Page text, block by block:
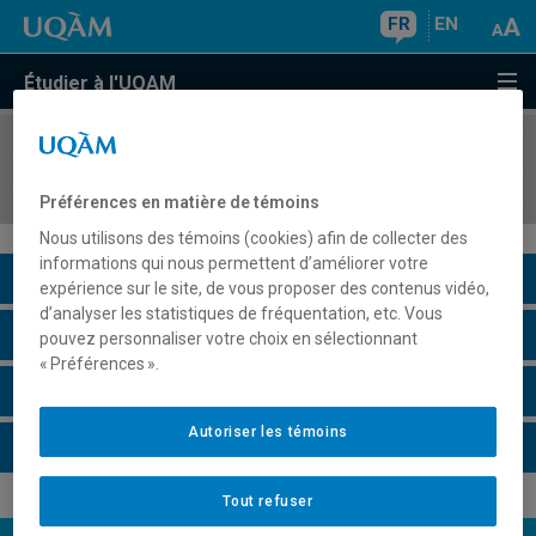
FR EN
Étudier à l'UQAM
COURS//
Description du cours
Horaire - Été 2026
Préférences en matière de témoins
Nous utilisons des témoins (cookies) afin de collecter des
informations qui nous permettent d’améliorer votre
expérience sur le site, de vous proposer des contenus vidéo,
d’analyser les statistiques de fréquentation, etc. Vous
pouvez personnaliser votre choix en sélectionnant
« Préférences ».
Tout refuser
Autoriser les témoins